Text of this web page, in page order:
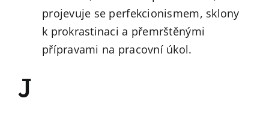
projevuje se perfekcionismem, sklony
k prokrastinaci a přemrštěnými
přípravami na pracovní úkol.
J